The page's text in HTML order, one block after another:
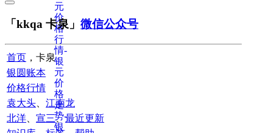
「kkqa 卡泉」 微信公众号
首页 ，卡泉
银圆账本
价格行情
袁大头
江南龙
北洋
宣三、最近更新